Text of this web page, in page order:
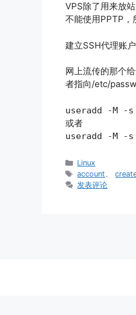
VPS除了用来放
不能使用PPTP，
建立SSH代理账
网上流传的那个
者指向/etc/
useradd -M -
或者
useradd -M -s
分
类
Linux
标
签
account、
发表评论